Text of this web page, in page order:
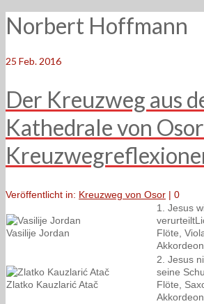
Norbert Hoffmann
25 Feb. 2016
Der Kreuzweg aus
Kathedrale von
Veröffentlicht in: Kreuzweg von Osor | 0
Vasilije Jordan
1. Jesus
Flöte,
Akkordeon
Zlatko Kauzlarić Atač
2. Jesus
seine
Flöte,
Akkordeon